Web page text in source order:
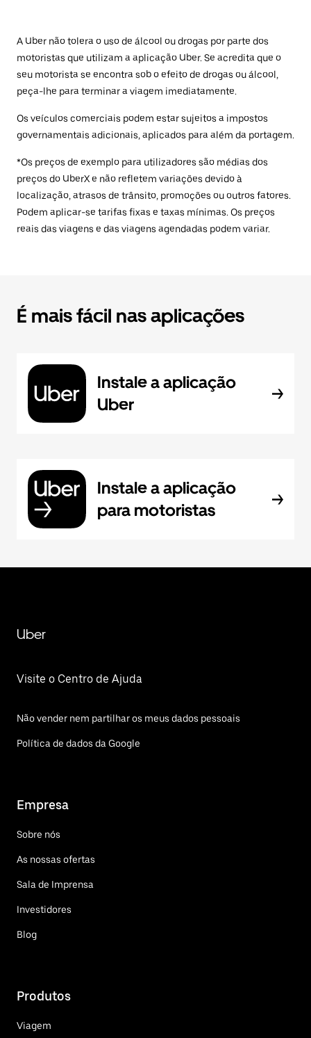
A Uber não tolera o uso de álcool ou drogas por parte dos
motoristas que utilizam a aplicação Uber. Se acredita que o
seu motorista se encontra sob o efeito de drogas ou álcool,
peça-lhe para terminar a viagem imediatamente.
Os veículos comerciais podem estar sujeitos a impostos
governamentais adicionais, aplicados para além da portagem.
*Os preços de exemplo para utilizadores são médias dos
preços do UberX e não refletem variações devido à
localização, atrasos de trânsito, promoções ou outros fatores.
Podem aplicar-se tarifas fixas e taxas mínimas. Os preços
reais das viagens e das viagens agendadas podem variar.
É mais fácil nas aplicações
Instale a aplicação
Uber
Instale a aplicação
para motoristas
Uber
Visite o Centro de Ajuda
Não vender nem partilhar os meus dados pessoais
Política de dados da Google
Empresa
Sobre nós
As nossas ofertas
Sala de Imprensa
Investidores
Blog
Produtos
Viagem